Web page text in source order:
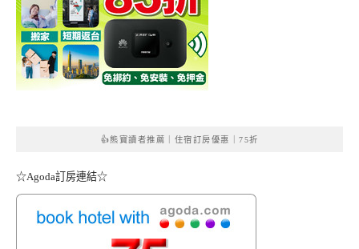
👍熊寶讀者推薦｜住宿訂房優惠｜75折
☆Agoda訂房連結☆